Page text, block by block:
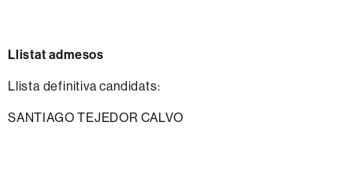
Llistat admesos
Llista definitiva candidats:
SANTIAGO TEJEDOR CALVO